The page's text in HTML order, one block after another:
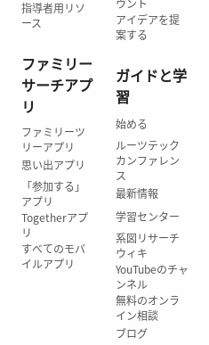
指導者用リソ
ース
ファミリー
サーチアプ
リ
ファミリーツ
リーアプリ
思い出アプリ
「参加する」
アプリ
Togetherアプ
リ
すべてのモバ
イルアプリ
ウント
アイデアを提
案する
ガイドと学
習
始める
ルーツテック
カンファレン
ス
最新情報
学習センター
系図リサーチ
ウィキ
YouTubeのチャ
ンネル
無料のオンラ
イン相談
ブログ